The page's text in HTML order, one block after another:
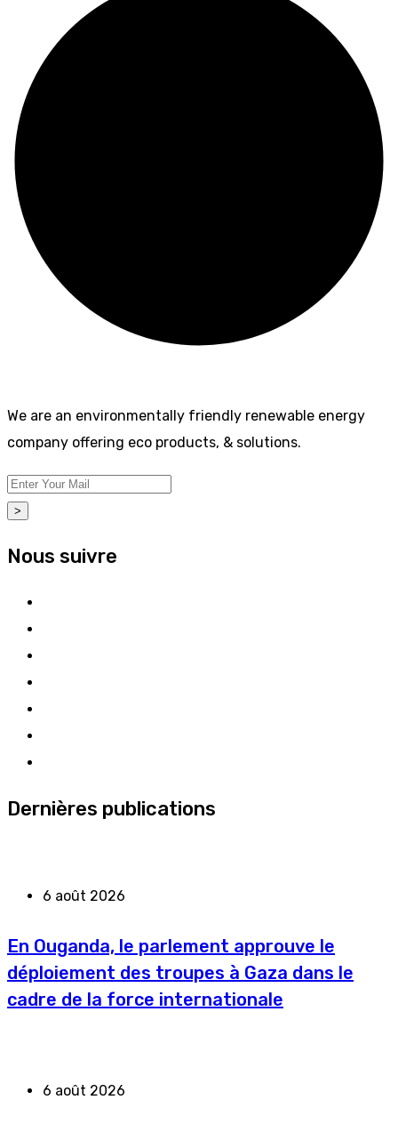
We are an environmentally friendly renewable energy
company offering eco products, & solutions.
>
Nous suivre
Dernières publications
6 août 2026
En Ouganda, le parlement approuve le
déploiement des troupes à Gaza dans le
cadre de la force internationale
6 août 2026